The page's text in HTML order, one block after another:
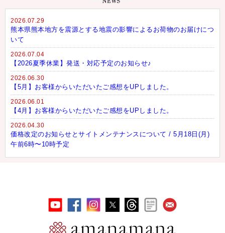
2026.07.29
熊本県熊本地方を震源とする地震の影響によるお荷物のお届けにつ
いて
2026.07.04
【2026夏季休業】発送・対応予定のお知らせ♪
2026.06.30
【5月】お客様からいただいたご感想をUPしました。
2026.06.01
【4月】お客様からいただいたご感想をUPしました。
2026.04.30
価格改定のお知らせとサイトメンテナンスについて / 5月18日(月)
午前6時〜10時予定